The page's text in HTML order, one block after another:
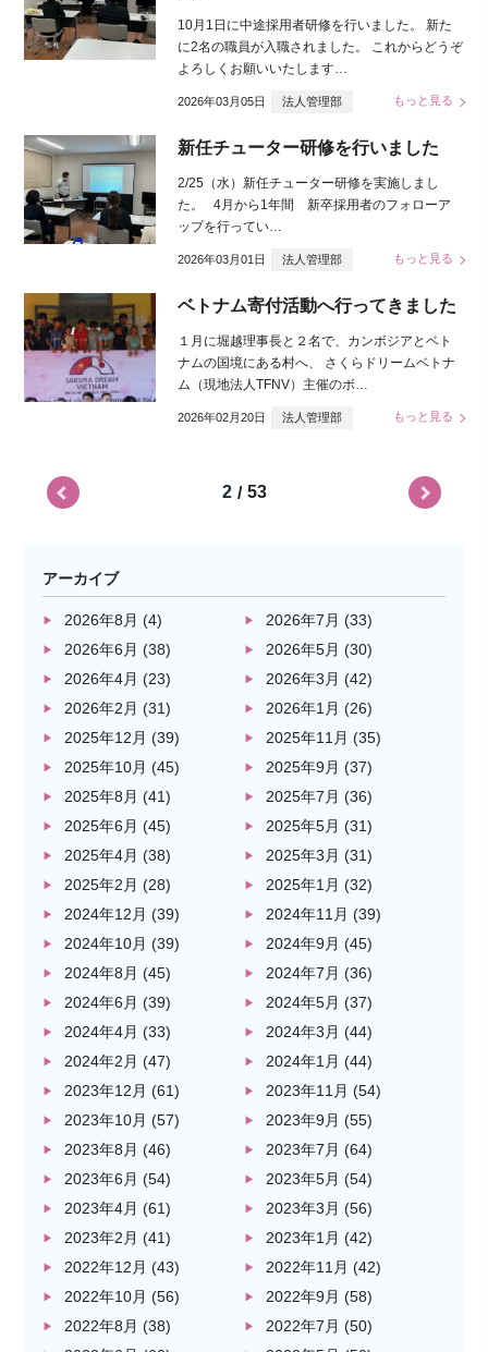
10月1日に中途採用者研修を行いました。 新た
に2名の職員が入職されました。 これからどうぞ
よろしくお願いいたします…
2026年03月05日 法人管理部 もっと見る
新任チューター研修を行いました
2/25（水）新任チューター研修を実施しまし
た。 4月から1年間 新卒採用者のフォローア
ップを行ってい…
2026年03月01日 法人管理部 もっと見る
ベトナム寄付活動へ行ってきました
１月に堀越理事長と２名で、カンボジアとベト
ナムの国境にある村へ、 さくらドリームベトナ
ム（現地法人TFNV）主催のボ…
2026年02月20日 法人管理部 もっと見る
2 / 53
アーカイブ
2026年8月 (4) 2026年7月 (33)
2026年6月 (38) 2026年5月 (30)
2026年4月 (23) 2026年3月 (42)
2026年2月 (31) 2026年1月 (26)
2025年12月 (39) 2025年11月 (35)
2025年10月 (45) 2025年9月 (37)
2025年8月 (41) 2025年7月 (36)
2025年6月 (45) 2025年5月 (31)
2025年4月 (38) 2025年3月 (31)
2025年2月 (28) 2025年1月 (32)
2024年12月 (39) 2024年11月 (39)
2024年10月 (39) 2024年9月 (45)
2024年8月 (45) 2024年7月 (36)
2024年6月 (39) 2024年5月 (37)
2024年4月 (33) 2024年3月 (44)
2024年2月 (47) 2024年1月 (44)
2023年12月 (61) 2023年11月 (54)
2023年10月 (57) 2023年9月 (55)
2023年8月 (46) 2023年7月 (64)
2023年6月 (54) 2023年5月 (54)
2023年4月 (61) 2023年3月 (56)
2023年2月 (41) 2023年1月 (42)
2022年12月 (43) 2022年11月 (42)
2022年10月 (56) 2022年9月 (58)
2022年8月 (38) 2022年7月 (50)